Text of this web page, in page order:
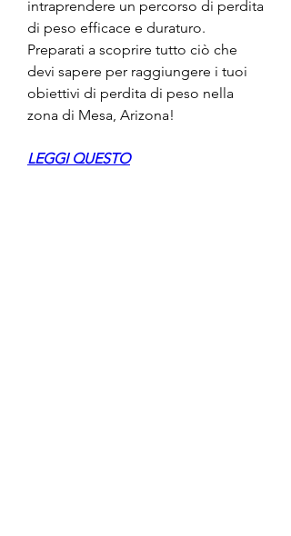
intraprendere un percorso di perdita
di peso efficace e duraturo.
Preparati a scoprire tutto ciò che
devi sapere per raggiungere i tuoi
obiettivi di perdita di peso nella
zona di Mesa, Arizona!
LEGGI QUESTO